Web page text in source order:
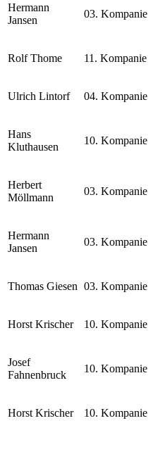
Hermann
Jansen
03. Kompanie
Rolf Thome 11. Kompanie
Ulrich Lintorf 04. Kompanie
Hans
Kluthausen
10. Kompanie
Herbert
Möllmann
03. Kompanie
Hermann
Jansen
03. Kompanie
Thomas Giesen 03. Kompanie
Horst Krischer 10. Kompanie
Josef
Fahnenbruck
10. Kompanie
Horst Krischer 10. Kompanie